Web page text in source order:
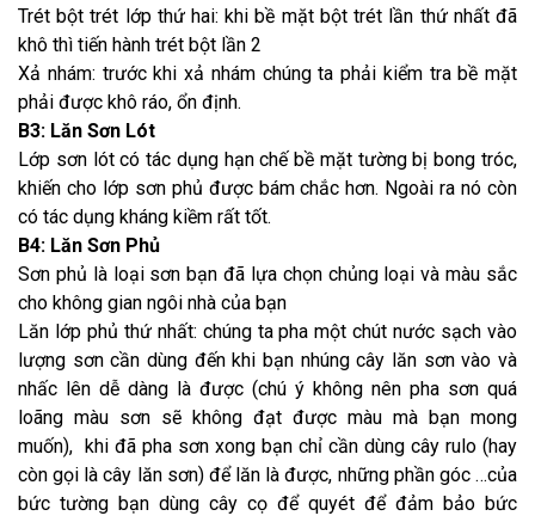
Trét bột trét lớp thứ hai: khi bề mặt bột trét lần thứ nhất đã
khô thì tiến hành trét bột lần 2
Xả nhám: trước khi xả nhám chúng ta phải kiểm tra bề mặt
phải được khô ráo, ổn định.
B3: Lăn Sơn Lót
Lớp sơn lót có tác dụng hạn chế bề mặt tường bị bong tróc,
khiến cho lớp sơn phủ được bám chắc hơn. Ngoài ra nó còn
có tác dụng kháng kiềm rất tốt.
B4: Lăn Sơn Phủ
Sơn phủ là loại sơn bạn đã lựa chọn chủng loại và màu sắc
cho không gian ngôi nhà của bạn
Lăn lớp phủ thứ nhất: chúng ta pha một chút nước sạch vào
lượng sơn cần dùng đến khi bạn nhúng cây lăn sơn vào và
nhấc lên dễ dàng là được (chú ý không nên pha sơn quá
loãng màu sơn sẽ không đạt được màu mà bạn mong
muốn), khi đã pha sơn xong bạn chỉ cần dùng cây rulo (hay
còn gọi là cây lăn sơn) để lăn là được, những phần góc …của
bức tường bạn dùng cây cọ để quyét để đảm bảo bức